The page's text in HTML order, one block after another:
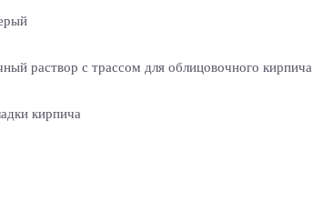
раствор с трассом для облицовочного кирпича
кирпича